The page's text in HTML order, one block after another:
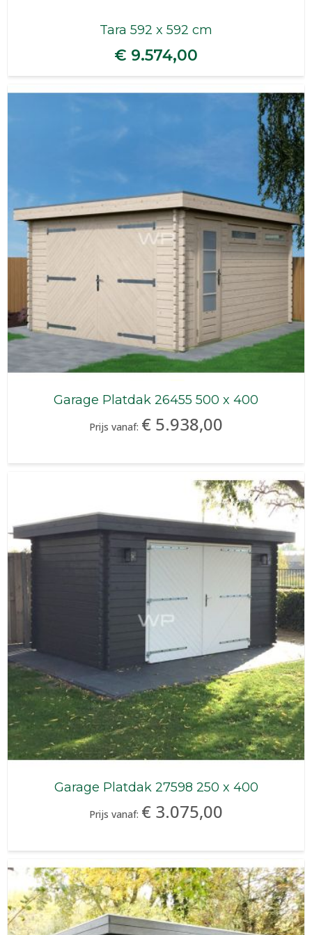
Tara 592 x 592 cm
€ 9.574,00
Garage Platdak 26455 500 x 400
Prijs vanaf: € 5.938,00
Garage Platdak 27598 250 x 400
Prijs vanaf: € 3.075,00